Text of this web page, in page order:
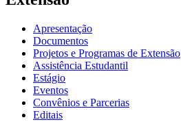
Apresentação
Documentos
Projetos e Programas de Extensão
Assistência Estudantil
Estágio
Eventos
Convênios e Parcerias
Editais